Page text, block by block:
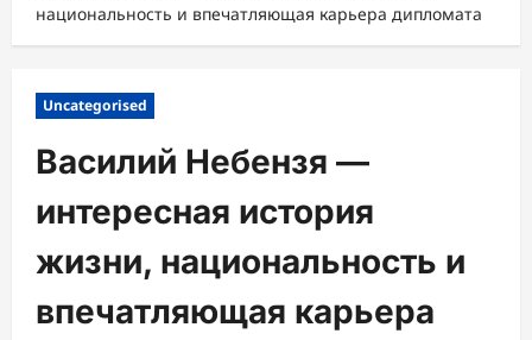
национальность и впечатляющая карьера дипломата
Uncategorised
Василий Небензя —
интересная история
жизни, национальность и
впечатляющая карьера